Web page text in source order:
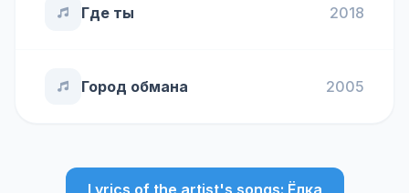
Где ты 2018
Город обмана 2005
Lyrics of the artist's songs: Ёлка